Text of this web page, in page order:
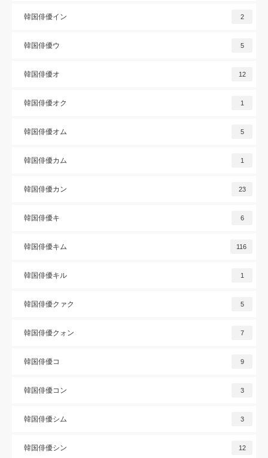
韓国俳優イン 2
韓国俳優ウ 5
韓国俳優オ 12
韓国俳優オク 1
韓国俳優オム 5
韓国俳優カム 1
韓国俳優カン 23
韓国俳優キ 6
韓国俳優キム 116
韓国俳優キル 1
韓国俳優クァク 5
韓国俳優クォン 7
韓国俳優コ 9
韓国俳優コン 3
韓国俳優シム 3
韓国俳優シン 12